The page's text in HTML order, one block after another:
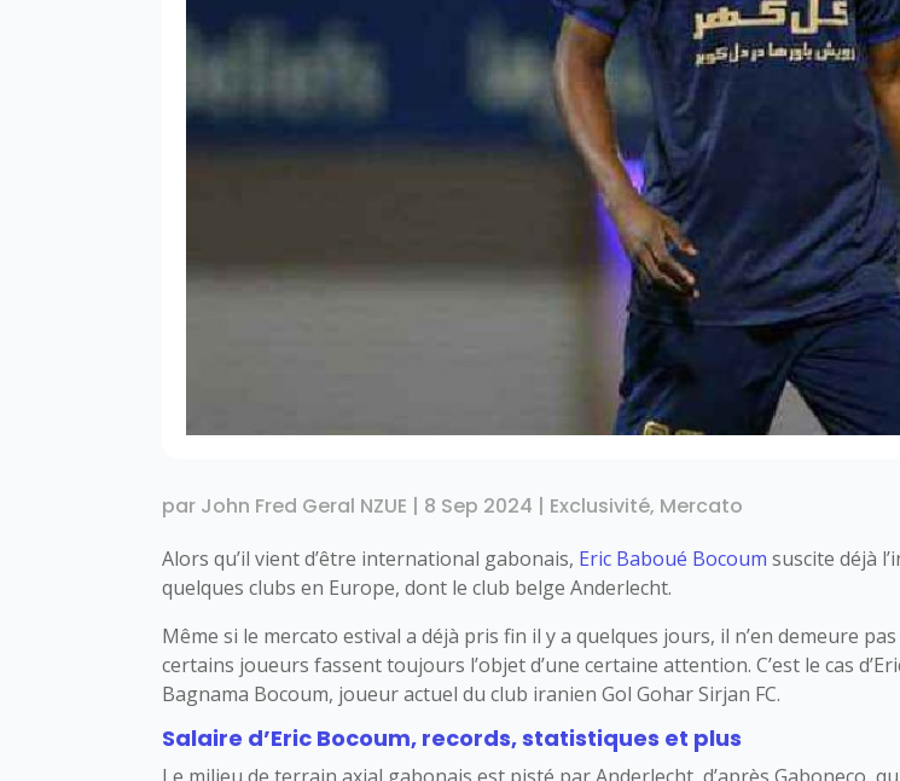
par John Fred Geral NZUE | 8 Sep 2024 | Exclusivité, Mercato
Alors qu’il vient d’être international gabonais, Eric Baboué Bocoum suscite déjà
quelques clubs en Europe, dont le club belge Anderlecht.
Même si le mercato estival a déjà pris fin il y a quelques jours, il n’en demeure
certains joueurs fassent toujours l’objet d’une certaine attention. C’est le cas
Bagnama Bocoum, joueur actuel du club iranien Gol Gohar Sirjan FC.
Salaire d’Eric Bocoum, records, statistiques et plus